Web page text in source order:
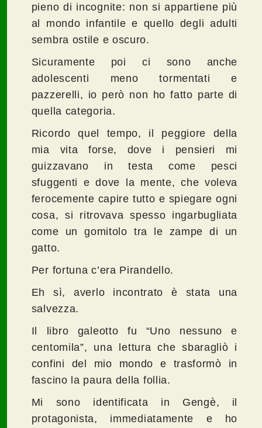
pieno di incognite: non si appartiene più
al mondo infantile e quello degli adulti
sembra ostile e oscuro.
Sicuramente poi ci sono anche
adolescenti meno tormentati e
pazzerelli, io però non ho fatto parte di
quella categoria.
Ricordo quel tempo, il peggiore della
mia vita forse, dove i pensieri mi
guizzavano in testa come pesci
sfuggenti e dove la mente, che voleva
ferocemente capire tutto e spiegare ogni
cosa, si ritrovava spesso ingarbugliata
come un gomitolo tra le zampe di un
gatto.
Per fortuna c’era Pirandello.
Eh sì, averlo incontrato è stata una
salvezza.
Il libro galeotto fu “Uno nessuno e
centomila”, una lettura che sbaragliò i
confini del mio mondo e trasformò in
fascino la paura della follia.
Mi sono identificata in Gengè, il
protagonista, immediatamente e ho